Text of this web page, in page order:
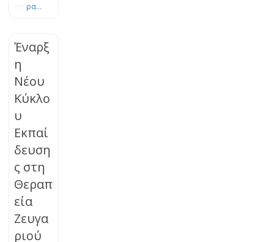
Δεσμού.
Το πένθος
είναι μια
φυσική,
οργανική
διεργασία
εξέλιξης
και
γής, η
οποία
μπορεί να
μπλοκαρισ
τεί. Τα
βιώματα
απώλειας
ρα...
Έναρξ
η
Νέου
Κύκλο
υ
Εκπαί
δευση
ς στη
Θεραπ
εία
Ζευγα
ριού